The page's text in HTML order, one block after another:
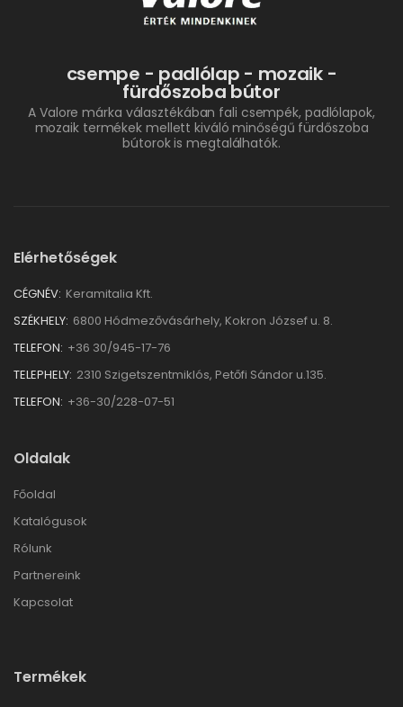
csempe - padlólap - mozaik -
fürdőszoba bútor
A Valore márka választékában fali csempék, padlólapok,
mozaik termékek mellett kiváló minőségű fürdőszoba
bútorok is megtalálhatók.
Elérhetőségek
CÉGNÉV: Keramitalia Kft.
SZÉKHELY: 6800 Hódmezővásárhely, Kokron József u. 8.
TELEFON: +36 30/945-17-76
TELEPHELY: 2310 Szigetszentmiklós, Petőfi Sándor u.135.
TELEFON: +36-30/228-07-51
Oldalak
Főoldal
Katalógusok
Rólunk
Partnereink
Kapcsolat
Termékek